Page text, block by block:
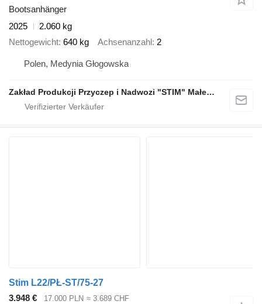
Bootsanhänger
2025
2.060 kg
Nettogewicht 640 kg Achsenanzahl 2
Polen, Medynia Głogowska
Zakład Produkcji Przyczep i Nadwozi "STIM" Małecki s.j.
Stim L22/PŁ-ST/75-27
3.948 €
17.000 PLN ≈ 3.689 CHF